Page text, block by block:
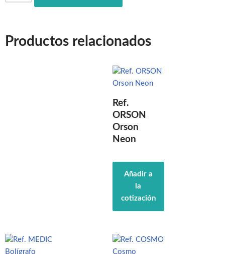
Productos relacionados
Ref.
ORSON
Orson
Neon
Añadir a
la
cotización